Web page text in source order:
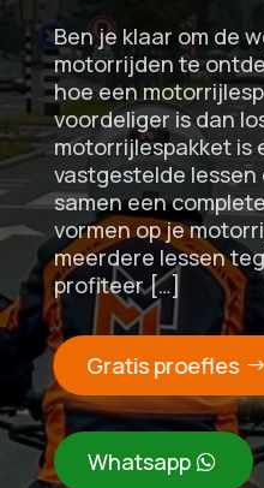
Ben je klaar om de
motorrijden te
hoe een
voordeliger is dan
motorrijlespakket is
vastgestelde lessen
samen een
vormen op je
meerdere lessen
profiteer […]
Gratis proefles
Whatsapp